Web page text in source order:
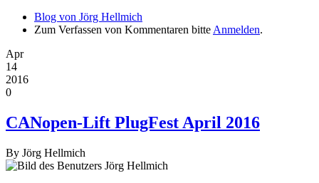
Blog von Jörg Hellmich
Zum Verfassen von Kommentaren bitteAnmelden.
Apr
14
2016
0
CANopen-Lift PlugFest April 2016
By Jörg Hellmich